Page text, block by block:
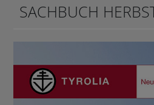
SACHBUCH